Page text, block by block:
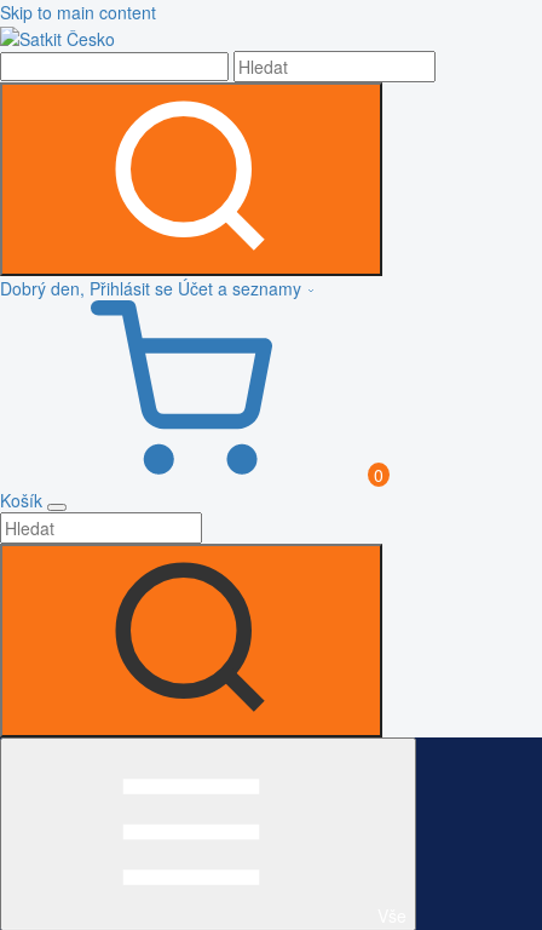
Skip to main content
Dobrý den, Přihlásit se Účet a seznamy
0
Košík